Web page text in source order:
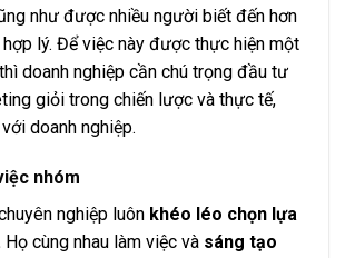
như được nhiều người biết đến hơn
lý. Để việc này được thực hiện một
doanh nghiệp cần chú trọng đầu tư
giỏi trong chiến lược và thực tế,
doanh nghiệp.
nhóm
nghiệp luôn khéo léo chọn lựa
Họ cùng nhau làm việc và sáng tạo